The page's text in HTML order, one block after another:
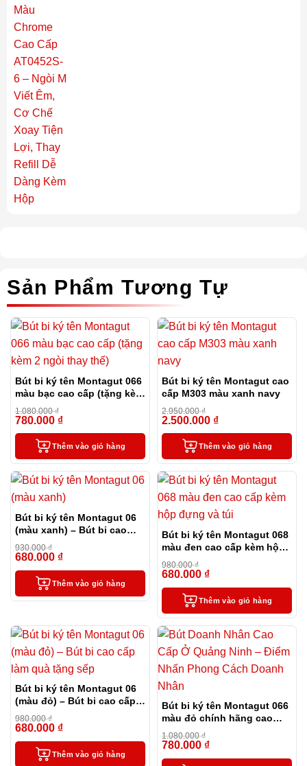
Sản Phẩm Tương Tự
Bút bi ký tên Montagut 066
màu bạc cao cấp (tặng kèm
2 ngòi thay thế)
1.080.000₫
780.000 ₫
Thêm vào giỏ hàng
Bút bi ký tên Montagut cao
cấp M303 màu xanh navy
2.950.000₫
2.500.000 ₫
Thêm vào giỏ hàng
Bút bi ký tên Montagut 06
(màu xanh) – Bút bi cao
cấp làm quà tặng sếp
930.000₫
680.000 ₫
Thêm vào giỏ hàng
Bút bi ký tên Montagut 068
màu đen cao cấp kèm hộp
đựng và túi
980.000₫
680.000 ₫
Thêm vào giỏ hàng
Bút bi ký tên Montagut 06
(màu đỏ) – Bút bi cao cấp
làm quà tặng sếp
980.000₫
680.000 ₫
Thêm vào giỏ hàng
Bút bi ký tên Montagut 066
màu đỏ chính hãng cao
cấp tặng kèm 2 ngòi thay
thế
1.080.000₫
780.000 ₫